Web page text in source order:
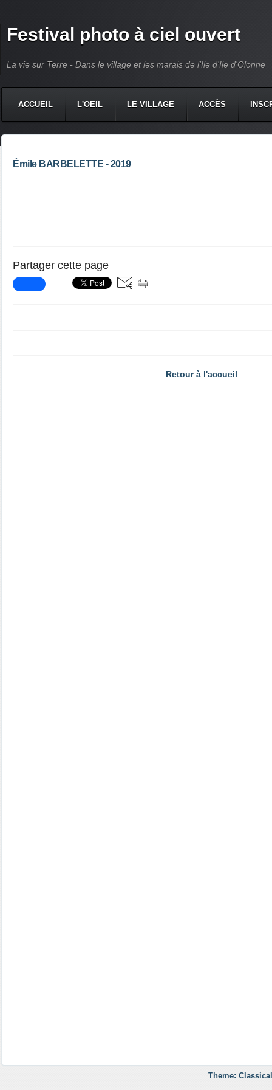
Festival photo à ciel ouvert
La vie sur Terre - Dans le village et les marais de l'Ile d'Ile d'Olonne
ACCUEIL L'OEIL LE VILLAGE ACCÈS
Émile BARBELETTE - 2019
Partager cette page
Retour à l'accueil
Theme: